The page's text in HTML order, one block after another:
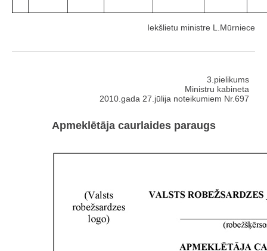
Iekšlietu ministre L.Mūrniece
3.pielikums
Ministru kabineta
2010.gada 27.jūlija noteikumiem Nr.697
Apmeklētāja caurlaides paraugs